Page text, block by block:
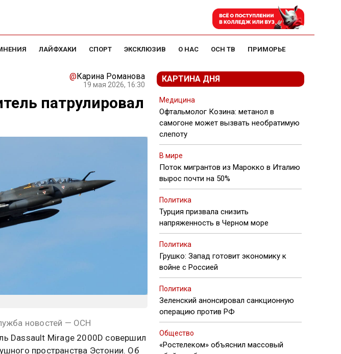
ЛАЙФХАКИ СПОРТ ЭКСКЛЮЗИВ О НАС ОСН ТВ ПРИМОРЬЕ
@Карина Романова
19 мая 2026, 16:30
патрулировал
новостей — ОСН
Dassault Mirage 2000D совершил
пространства Эстонии. Об
КАРТИНА ДНЯ
Медицина
Офтальмолог Козина: метанол в
самогоне может вызвать необратимую
слепоту
В мире
Поток мигрантов из Марокко в Италию
вырос почти на 50%
Политика
Турция призвала снизить
напряженность в Черном море
Политика
Грушко: Запад готовит экономику к
войне с Россией
Политика
Зеленский анонсировал санкционную
операцию против РФ
Общество
«Ростелеком» объяснил массовый